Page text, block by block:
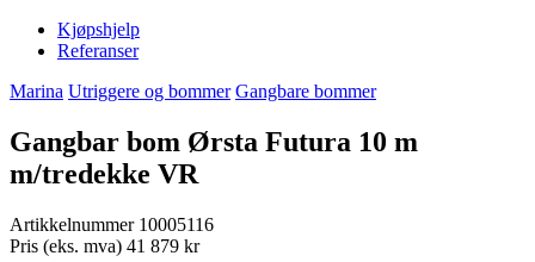
Kjøpshjelp
Referanser
Marina Utriggere og bommer Gangbare bommer
Gangbar bom Ørsta Futura 10 m
m/tredekke VR
Artikkelnummer 10005116
Pris (eks. mva) 41 879 kr